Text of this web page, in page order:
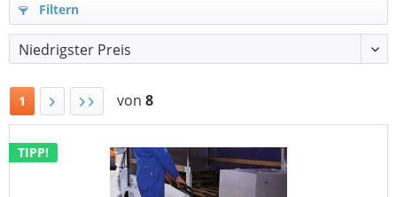
Filtern
1 von 8
TIPP!